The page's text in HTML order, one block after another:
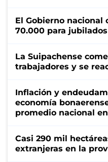
El Gobierno nacional
70.000 para
La Suipachense
trabajadores y se
Inflación y
economía
promedio nacional
Casi 290 mil
extranjeras en la